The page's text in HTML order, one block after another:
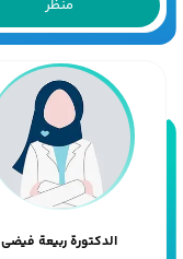
منظر
الدکتورة ربیعة فیضی